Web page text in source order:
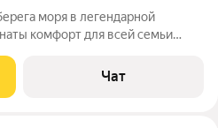
моря в легендарной
квартира
Чат